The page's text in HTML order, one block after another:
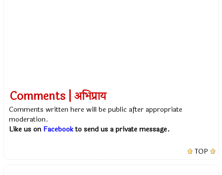
Comments | अभिप्राय
Comments written here will be public after appropriate
moderation.
Like us on Facebookto send us a private message.
TOP